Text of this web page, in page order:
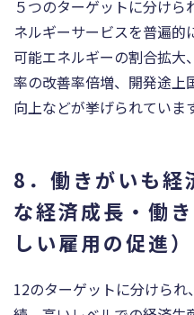
５つのターゲットに分け
ネルギーサービスを普遍
可能エネルギーの割合拡大
率の改善率倍増、開発途上
向上などが挙げられていま
8．働きがいも経
な経済成長・働
しい雇用の促進）
12のターゲットに分けら